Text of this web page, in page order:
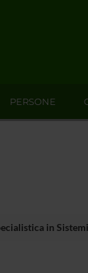
PERSONE
in